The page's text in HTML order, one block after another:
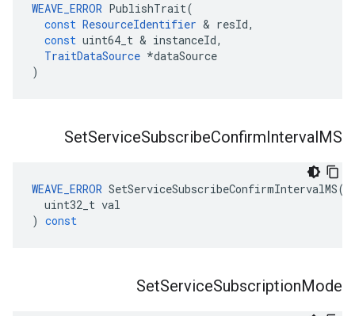
WEAVE_ERROR PublishTrait(
const ResourceIdentifier & resId,
const uint64_t & instanceId,
TraitDataSource *dataSource
)
SetServiceSubscribeConfirmIntervalMS
WEAVE_ERROR SetServiceSubscribeConfirmIntervalMS(
uint32_t val
) const
SetServiceSubscriptionMode